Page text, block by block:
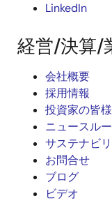
LinkedIn
経営/決算/
会社概要
採用情報
投資家の皆様
ニュースル
サステナビ
お問合せ
ブログ
ビデオ